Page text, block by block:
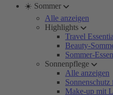
☀️ Sommer
Alle anzeigen
Highlights
Travel
Beauty-
Sommer-
Sonnenpflege
Alle anzeigen
Sonnenschutz
Make-up mit